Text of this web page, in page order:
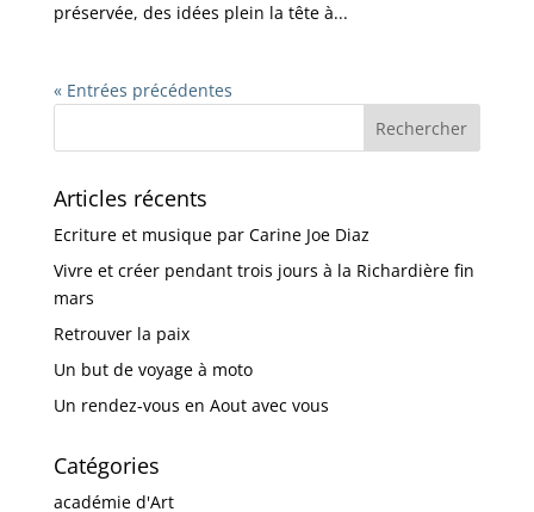
préservée, des idées plein la tête à...
« Entrées précédentes
Articles récents
Ecriture et musique par Carine Joe Diaz
Vivre et créer pendant trois jours à la Richardière fin
mars
Retrouver la paix
Un but de voyage à moto
Un rendez-vous en Aout avec vous
Catégories
académie d'Art